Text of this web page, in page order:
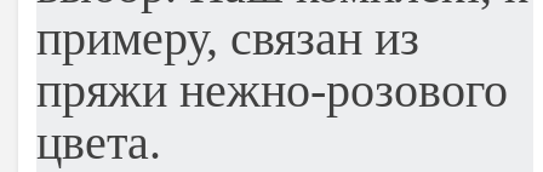
примеру, связан из
пряжи нежно-розового
цвета.